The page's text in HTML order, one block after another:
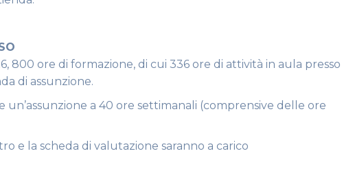
800 ore di formazione, di cui 336 ore di attività in aula presso
di assunzione.
a 40 ore settimanali (comprensive delle ore
e la scheda di valutazione saranno a carico